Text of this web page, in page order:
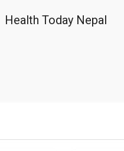
Health Today Nepal